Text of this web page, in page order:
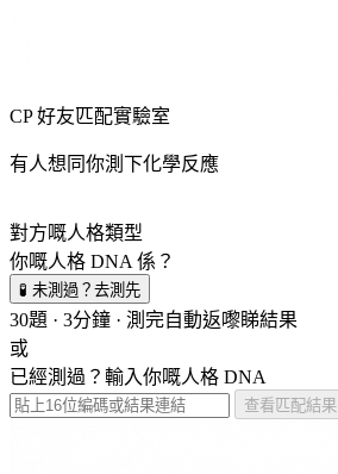
CP 好友匹配實驗室
有人想同你測下化學反應
對方嘅人格類型
你嘅人格 DNA 係？
🧪 未測過？去測先
30題 · 3分鐘 · 測完自動返嚟睇結果
或
已經測過？輸入你嘅人格 DNA
查看匹配結果